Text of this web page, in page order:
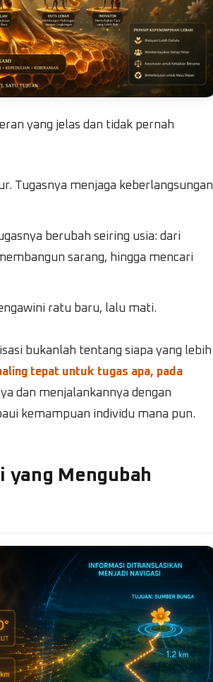
yang jelas dan tidak pernah
Tugasnya menjaga keberlangsungan
berubah seiring usia: dari
sarang, hingga mencari
ratu baru, lalu mati.
bukanlah tentang siapa yang lebih
tepat untuk tugas apa, pada
dan menjalankannya dengan
kemampuan individu mana pun.
yang Mengubah